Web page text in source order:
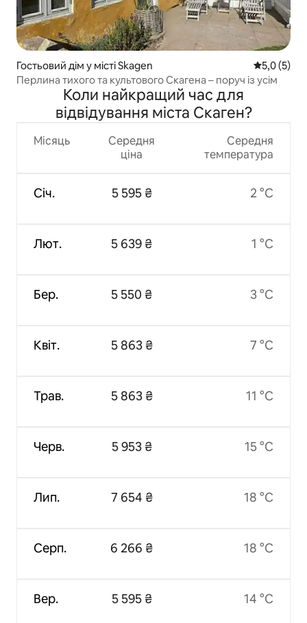
Гостьовий дім у місті Skagen Середня
5,0 (5)
Перлина тихого та культового Скагена – поруч із усім
Коли найкращий час для
відвідування міста Скаген?
Місяць
Січ.
Лют.
Бер.
Квіт.
Трав.
Черв.
Лип.
Серп.
Вер.
Середня
ціна
5 595 ₴
5 639 ₴
5 550 ₴
5 863 ₴
5 863 ₴
5 953 ₴
7 654 ₴
6 266 ₴
5 595 ₴
Середня
температура
2 °C
1 °C
3 °C
7 °C
11 °C
15 °C
18 °C
18 °C
14 °C